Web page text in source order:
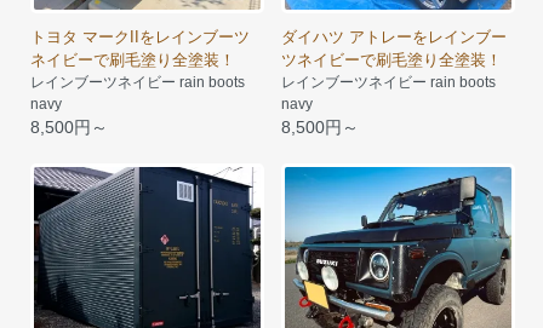
トヨタ マークIIをレインブーツ
ネイビーで刷毛塗り全塗装！
レインブーツネイビー rain boots
navy
8,500円～
ダイハツ アトレーをレインブー
ツネイビーで刷毛塗り全塗装！
レインブーツネイビー rain boots
navy
8,500円～